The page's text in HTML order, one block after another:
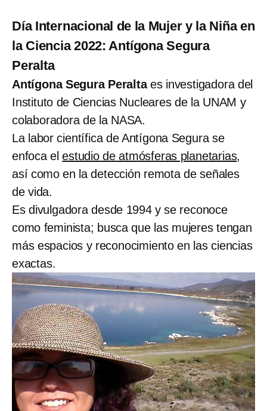
Día Internacional de la Mujer y la Niña en
la Ciencia 2022: Antígona Segura
Peralta
Antígona Segura Peraltaes investigadora del
Instituto de Ciencias Nucleares de la UNAM y
colaboradora de la NASA.
La labor científica de Antígona Segura se
enfoca elestudio de atmósferas planetarias,
así como en la detección remota de señales
de vida.
Es divulgadora desde 1994 y se reconoce
como feminista; busca que las mujeres tengan
más espacios y reconocimiento en las ciencias
exactas.